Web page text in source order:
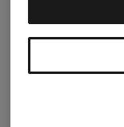
Air
90